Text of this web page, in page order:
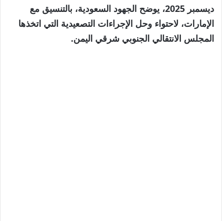
ديسمبر 2025، يوضح الجهود السعودية، بالتنسيق مع
الإمارات، لاحتواء وحل الإجراءات التصعيدية التي اتخذها
المجلس الانتقالي الجنوبي شرقي اليمن.